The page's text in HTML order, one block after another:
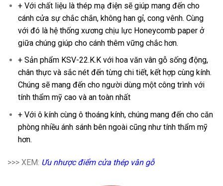
+ Với chất liệu là thép mạ điện sẽ giúp mang đến cho
cánh cửa sự chắc chắn, không han gỉ, cong vênh. Cùng
với đó là hệ thống xương chịu lực Honeycomb paper ở
giữa chúng giúp cho cánh thêm vững chắc hơn.
+ Sản phẩm KSV-22.K.K với hoa văn vân gỗ sống động,
chân thực và sắc nét đến từng chi tiết, kết hợp cùng kính.
Chúng sẽ mang đến cho người dùng một công trình với
tính thẩm mỹ cao và an toàn nhất
+ Với ô kính cùng ô thoáng kính, chúng mang đến cho căn
phòng nhiều ánh sánh bên ngoài cũng như tính thẩm mỹ
hơn.
>>> XEM: Ưu nhược điểm cửa thép vân gỗ